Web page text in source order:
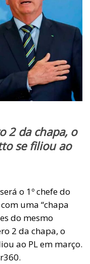
2 da chapa, o
se filiou ao
o 1º chefe do
uma “chapa
do mesmo
2 da chapa, o
ao PL em março.